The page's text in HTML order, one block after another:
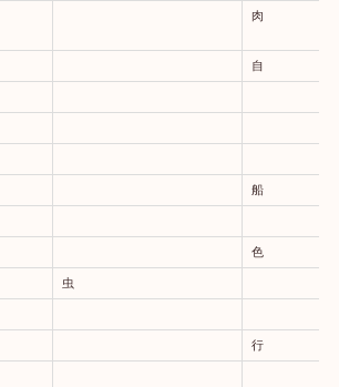
肉
自
船
色
虫
行